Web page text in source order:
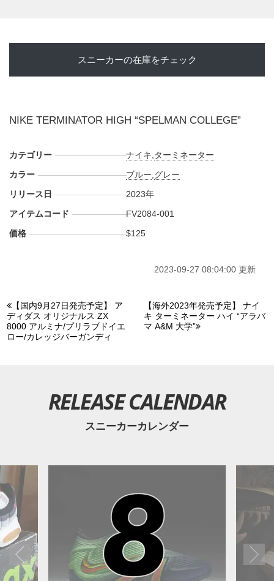
スニーカーの在庫をチェック
NIKE TERMINATOR HIGH “SPELMAN COLLEGE”
カテゴリー ナイキ ターミネーター
カラー
ブルー グレー
リリース日
2023年
アイテムコード
FV2084-001
価格
$125
2023-09-27 08:04:00 更新
【国内9月27日発売予定】 ア
ディダス オリジナルス ZX
8000 アルミナ/プリラブドイエ
ロー/カレッジバーガンディ
【海外2023年発売予定】 ナイ
キ ターミネーター ハイ “アラバ
マ A&M 大学”
RELEASE CALENDAR
スニーカーカレンダー